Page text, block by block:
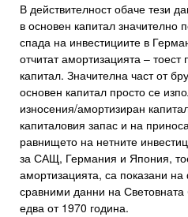
В действителност обаче тези
в основен капитал значително
спада на инвестициите в
отчитат амортизацията –
капитал. Значителна част от
основен капитал просто се
износения/амортизиран
капиталовия запас и на
равнището на нетните
за САЩ, Германия и Япония,
амортизацията, са показани
сравними данни на Световната
едва от 1970 година.